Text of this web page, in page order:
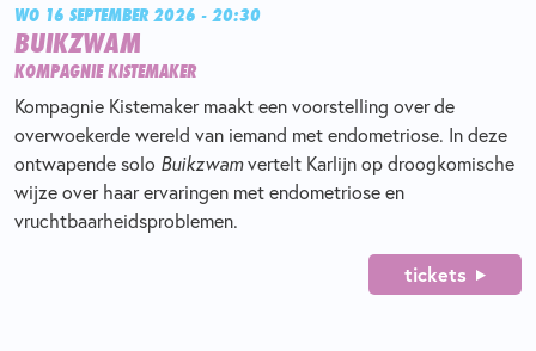
WO 16 SEPTEMBER 2026 - 20:30
BUIKZWAM
KOMPAGNIE KISTEMAKER
Kompagnie Kistemaker maakt een voorstelling over de
overwoekerde wereld van iemand met endometriose. In deze
ontwapende solo Buikzwamvertelt Karlijn op droogkomische
wijze over haar ervaringen met endometriose en
vruchtbaarheidsproblemen.
tickets